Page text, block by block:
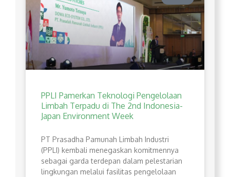
PPLI Pamerkan Teknologi Pengelolaan
Limbah Terpadu di The 2nd Indonesia-
Japan Environment Week
PT Prasadha Pamunah Limbah Industri
(PPLI) kembali menegaskan komitmennya
sebagai garda terdepan dalam pelestarian
lingkungan melalui fasilitas pengelolaan